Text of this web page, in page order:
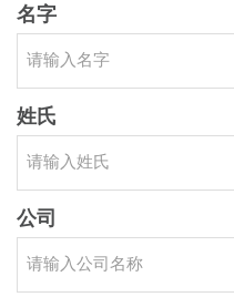
名字
姓氏
公司